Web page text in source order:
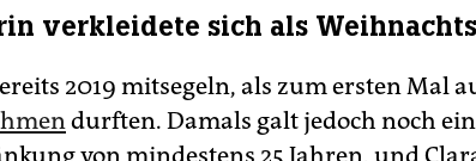
verkleidete sich als
2019 mitsegeln, als zum ersten Mal
durften. Damals galt jedoch noch
von mindestens 25 Jahren, und